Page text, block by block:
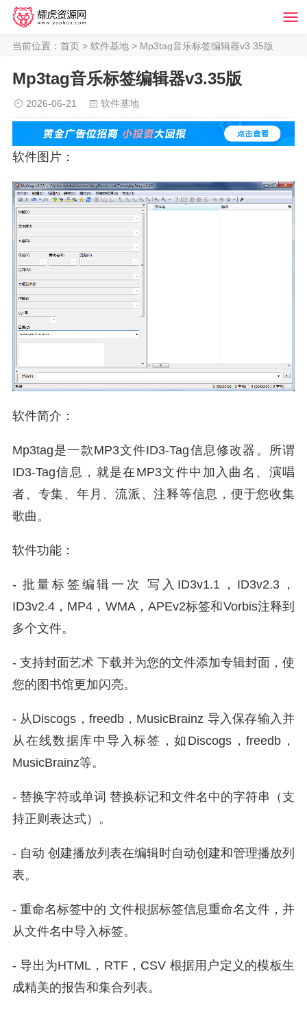
当前位置： 首页 > 软件基地 > Mp3tag音乐标签编辑器v3.35版
Mp3tag音乐标签编辑器v3.35版
2026-06-21 软件基地
软件图片：
软件简介：
Mp3tag是一款MP3文件ID3-Tag信息修改器。所谓
ID3-Tag信息，就是在MP3文件中加入曲名、演唱
者、专集、年月、流派、注释等信息，便于您收集
歌曲。
软件功能：
- 批量标签编辑一次 写入ID3v1.1，ID3v2.3，
ID3v2.4，MP4，WMA，APEv2标签和Vorbis注释到
多个文件。
- 支持封面艺术 下载并为您的文件添加专辑封面，使
您的图书馆更加闪亮。
- 从Discogs，freedb，MusicBrainz 导入保存输入并
从在线数据库中导入标签，如Discogs，freedb，
MusicBrainz等。
- 替换字符或单词 替换标记和文件名中的字符串（支
持正则表达式）。
- 自动 创建播放列表在编辑时自动创建和管理播放列
表。
- 重命名标签中的 文件根据标签信息重命名文件，并
从文件名中导入标签。
- 导出为HTML，RTF，CSV 根据用户定义的模板生
成精美的报告和集合列表。